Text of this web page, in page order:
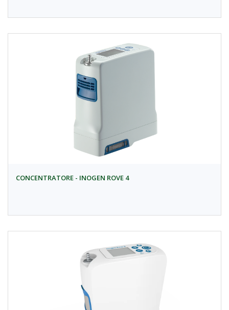
CONCENTRATORE - INOGEN ROVE 4